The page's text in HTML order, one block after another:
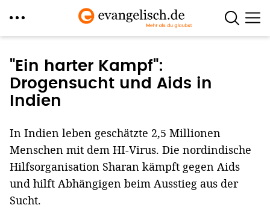
zum
Inhalt
"Ein harter Kampf":
Drogensucht und Aids in
Indien
In Indien leben geschätzte 2,5 Millionen
Menschen mit dem HI-Virus. Die nordindische
Hilfsorganisation Sharan kämpft gegen Aids
und hilft Abhängigen beim Ausstieg aus der
Sucht.